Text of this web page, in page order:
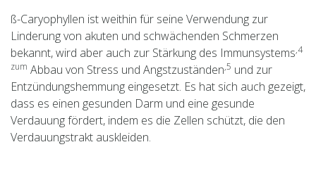
ß-Caryophyllen ist weithin für seine Verwendung zur
Linderung von akuten und schwächenden Schmerzen
bekannt, wird aber auch zur Stärkung des Immunsystems,4
zum Abbau von Stress und Angstzuständen,5 und zur
Entzündungshemmung eingesetzt. Es hat sich auch gezeigt,
dass es einen gesunden Darm und eine gesunde
Verdauung fördert, indem es die Zellen schützt, die den
Verdauungstrakt auskleiden.